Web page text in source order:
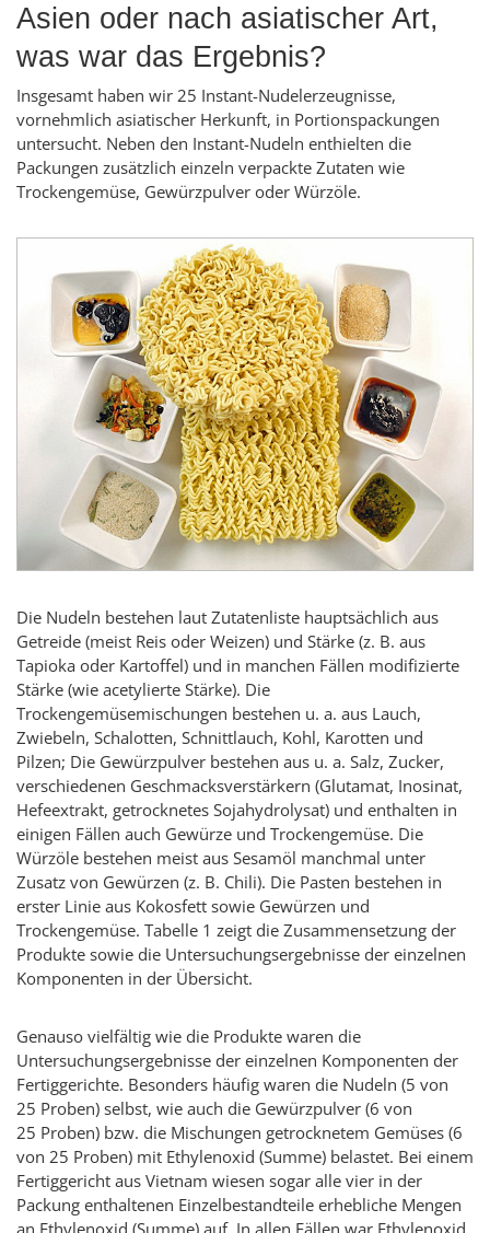
Asien oder nach asiatischer Art,
was war das Ergebnis?
Insgesamt haben wir 25 Instant-Nudelerzeugnisse,
vornehmlich asiatischer Herkunft, in Portionspackungen
untersucht. Neben den Instant-Nudeln enthielten die
Packungen zusätzlich einzeln verpackte Zutaten wie
Trockengemüse, Gewürzpulver oder Würzöle.
Die Nudeln bestehen laut Zutatenliste hauptsächlich aus
Getreide (meist Reis oder Weizen) und Stärke (z. B. aus
Tapioka oder Kartoffel) und in manchen Fällen modifizierte
Stärke (wie acetylierte Stärke). Die
Trockengemüsemischungen bestehen u. a. aus Lauch,
Zwiebeln, Schalotten, Schnittlauch, Kohl, Karotten und
Pilzen; Die Gewürzpulver bestehen aus u. a. Salz, Zucker,
verschiedenen Geschmacksverstärkern (Glutamat, Inosinat,
Hefeextrakt, getrocknetes Sojahydrolysat) und enthalten in
einigen Fällen auch Gewürze und Trockengemüse. Die
Würzöle bestehen meist aus Sesamöl manchmal unter
Zusatz von Gewürzen (z. B. Chili). Die Pasten bestehen in
erster Linie aus Kokosfett sowie Gewürzen und
Trockengemüse. Tabelle 1 zeigt die Zusammensetzung der
Produkte sowie die Untersuchungsergebnisse der einzelnen
Komponenten in der Übersicht.
Genauso vielfältig wie die Produkte waren die
Untersuchungsergebnisse der einzelnen Komponenten der
Fertiggerichte. Besonders häufig waren die Nudeln (5 von
25 Proben) selbst, wie auch die Gewürzpulver (6 von
25 Proben) bzw. die Mischungen getrocknetem Gemüses (6
von 25 Proben) mit Ethylenoxid (Summe) belastet. Bei einem
Fertiggericht aus Vietnam wiesen sogar alle vier in der
Packung enthaltenen Einzelbestandteile erhebliche Mengen
an Ethylenoxid (Summe) auf. In allen Fällen war Ethylenoxid